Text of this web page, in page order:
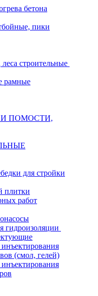
бетона
пики
строительные
рамные
ПОМОСТИ,
для стройки
плитки
работ
гидроизоляции
(смол, гелей)